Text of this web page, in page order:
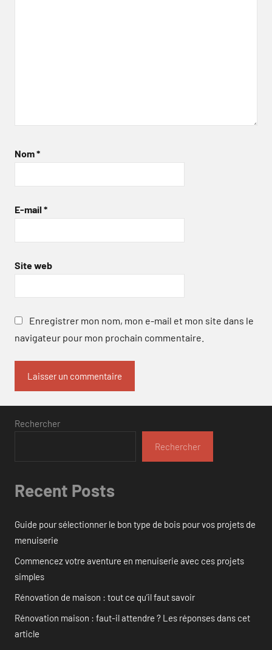
Nom*
E-mail *
Site web
Enregistrer mon nom, mon e-mail et mon site dans le
navigateur pour mon prochain commentaire.
Rechercher
Rechercher
Recent Posts
Guide pour sélectionner le bon type de bois pour vos projets de
menuiserie
Commencez votre aventure en menuiserie avec ces projets
simples
Rénovation de maison : tout ce qu’il faut savoir
Rénovation maison : faut-il attendre ? Les réponses dans cet
article